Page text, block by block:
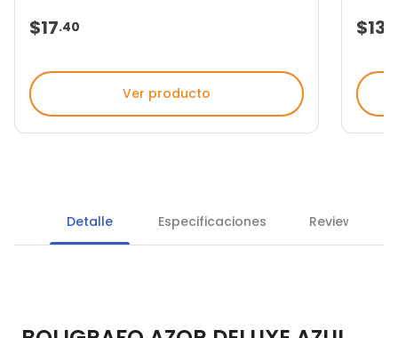
$17.40
Ver producto
$131
Detalle Especificaciones Reviews